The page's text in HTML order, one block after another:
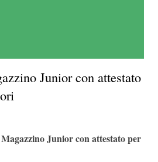
Junior con attestato
Junior con attestato per